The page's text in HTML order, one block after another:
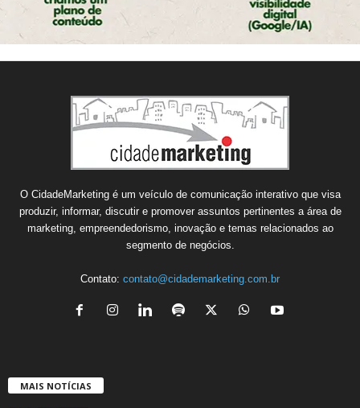
O CidadeMarketing é um veículo de comunicação interativo que visa
produzir, informar, discutir e promover assuntos pertinentes a área de
marketing, empreendedorismo, inovação e temas relacionados ao
segmento de negócios.
Contato: contato@cidademarketing.com.br
MAIS NOTÍCIAS